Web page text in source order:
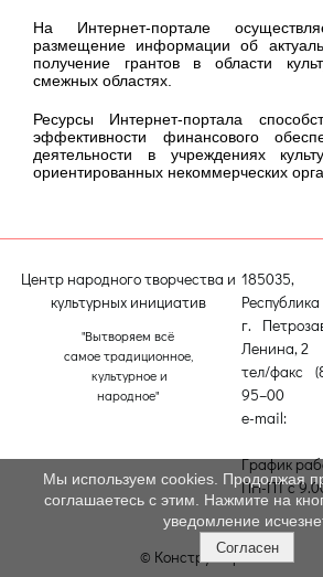
На Интернет-портале
размещение информации об
получение грантов в области
смежных областях.
Ресурсы Интернет-портала
эффективности финансового
деятельности в учреждениях
ориентированных некоммерческих
Центр народного творчества и
культурных инициатив
"Вытворяем всё
самое традиционное,
культурное и
народное"
185035,
г.
Ленина, 2
тел/факс
95–00
e-mail:
График
ПН-ПТ с
© Конструктор сайтов
Мы используем cookies. Продолжая
соглашаетесь с этим. Нажмите на
уведомление
Согласен